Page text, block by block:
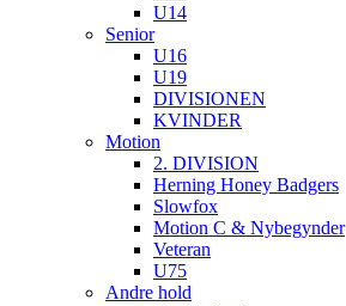
U14
Senior
U16
U19
DIVISIONEN
KVINDER
Motion
2. DIVISION
Herning Honey Badgers
Slowfox
Motion C & Nybegynder
Veteran
U75
Andre hold